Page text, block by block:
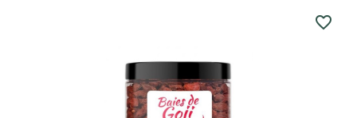
favorite_border